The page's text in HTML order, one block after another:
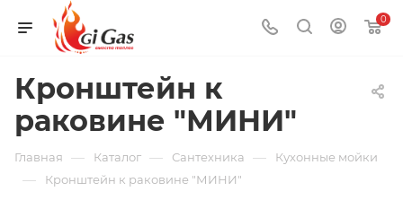
0
Кронштейн к
раковине "МИНИ"
Главная — Каталог — Сантехника — Кухонные мойки
— Кронштейн к раковине "МИНИ"